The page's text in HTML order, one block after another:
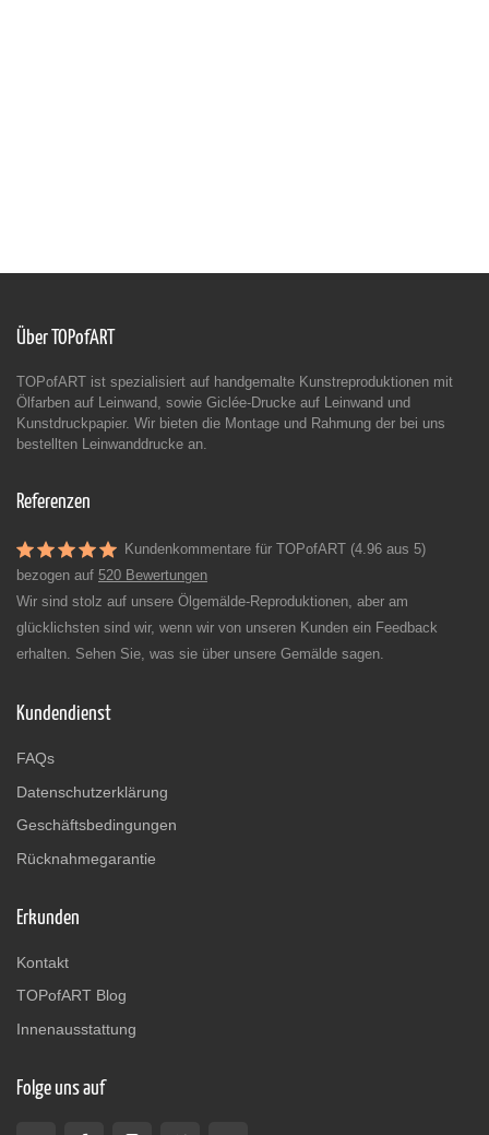
Über TOPofART
TOPofART ist spezialisiert auf handgemalte Kunstreproduktionen mit
Ölfarben auf Leinwand, sowie Giclée-Drucke auf Leinwand und
Kunstdruckpapier. Wir bieten die Montage und Rahmung der bei uns
bestellten Leinwanddrucke an.
Referenzen
Kundenkommentare für TOPofART (4.96 aus 5)
bezogen auf 520 Bewertungen
Wir sind stolz auf unsere Ölgemälde-Reproduktionen, aber am
glücklichsten sind wir, wenn wir von unseren Kunden ein Feedback
erhalten. Sehen Sie, was sie über unsere Gemälde sagen.
Kundendienst
FAQs
Datenschutzerklärung
Geschäftsbedingungen
Rücknahmegarantie
Erkunden
Kontakt
TOPofART Blog
Innenausstattung
Folge uns auf